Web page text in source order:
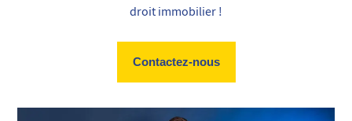
droit immobilier !
Contactez-nous